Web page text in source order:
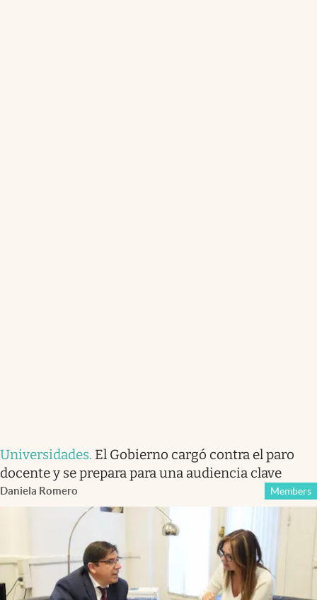
Universidades. El Gobierno cargó contra el paro
docente y se prepara para una audiencia clave
Daniela Romero Members